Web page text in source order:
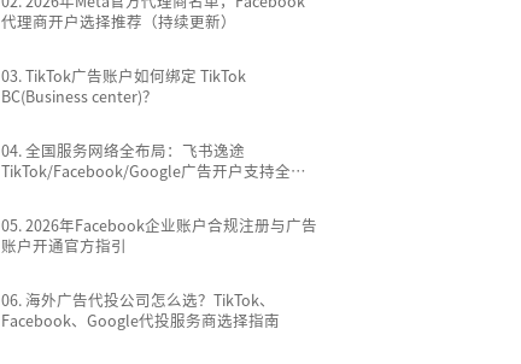
代理商开户选择推荐（持续更新）
03.TikTok广告账户如何绑定 TikTok
BC(Business center)？
04.全国服务网络全布局：飞书逸途
TikTok/Facebook/Google广告开户支持全国
05.2026年Facebook企业账户合规注册与广告
账户开通官方指引
06.海外广告代投公司怎么选？TikTok、
Facebook、Google代投服务商选择指南